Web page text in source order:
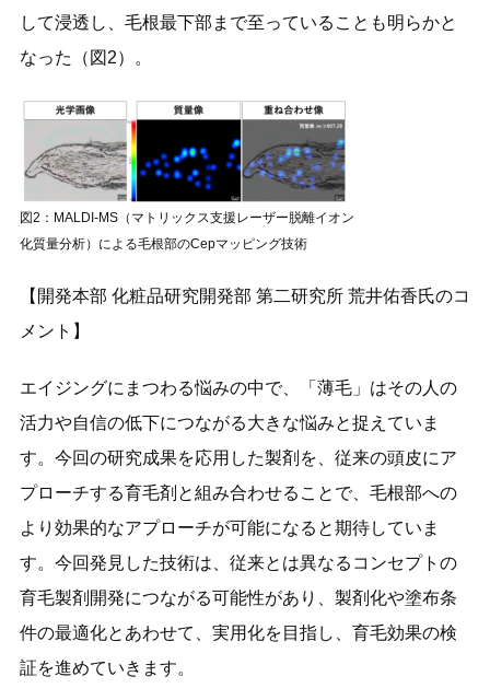
して浸透し、毛根最下部まで至っていることも明らかと
なった（図2）。
図2：MALDI-MS（マトリックス支援レーザー脱離イオン
化質量分析）による毛根部のCepマッピング技術
【開発本部 化粧品研究開発部 第二研究所 荒井佑香氏のコ
メント】
エイジングにまつわる悩みの中で、「薄毛」はその人の
活力や自信の低下につながる大きな悩みと捉えていま
す。今回の研究成果を応用した製剤を、従来の頭皮にア
プローチする育毛剤と組み合わせることで、毛根部への
より効果的なアプローチが可能になると期待していま
す。今回発見した技術は、従来とは異なるコンセプトの
育毛製剤開発につながる可能性があり、製剤化や塗布条
件の最適化とあわせて、実用化を目指し、育毛効果の検
証を進めていきます。